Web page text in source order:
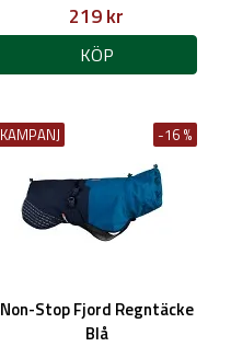
219 kr
KÖP
KAMPANJ -16 %
Non-Stop Fjord Regntäcke
Blå